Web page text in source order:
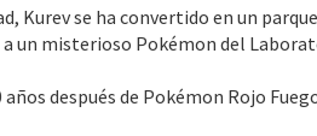
Kurev se ha convertido en un
un misterioso Pokémon del
después de Pokémon Rojo